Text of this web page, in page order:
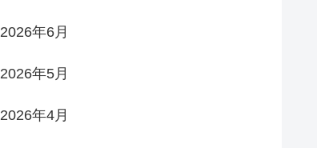
2026年6月
2026年5月
2026年4月